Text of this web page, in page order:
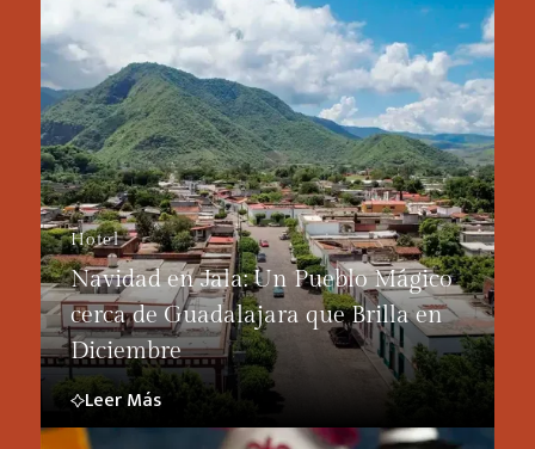
Hotel
Navidad en Jala: Un Pueblo Mágico
cerca de Guadalajara que Brilla en
Diciembre
Leer Más